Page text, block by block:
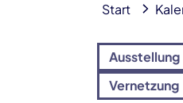
Start
Ausstellung
Vernetzung